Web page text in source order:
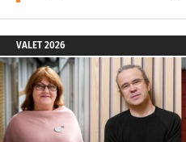
VALET 2026